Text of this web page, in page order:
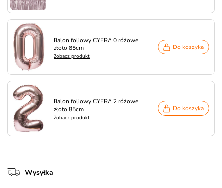
Balon foliowy CYFRA 0 różowe
złoto 85cm
Zobacz produkt
Do koszyka
Balon foliowy CYFRA 2 różowe
złoto 85cm
Zobacz produkt
Do koszyka
Wysyłka